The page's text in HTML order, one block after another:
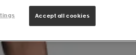
Accept all cookies